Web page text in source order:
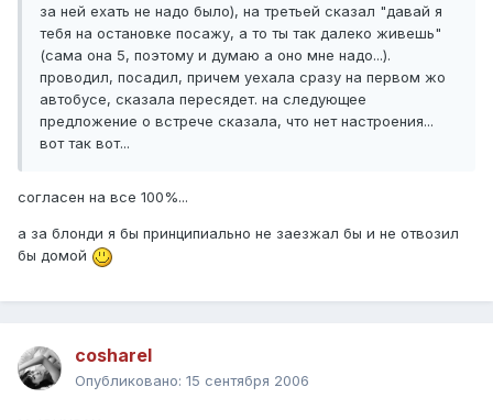
за ней ехать не надо было), на третьей сказал "давай я
тебя на остановке посажу, а то ты так далеко живешь"
(сама она 5, поэтому и думаю а оно мне надо...).
проводил, посадил, причем уехала сразу на первом жо
автобусе, сказала пересядет. на следующее
предложение о встрече сказала, что нет настроения...
вот так вот...
согласен на все 100%...
а за блонди я бы принципиально не заезжал бы и не отвозил
бы домой
cosharel
Опубликовано: 15 сентября 2006